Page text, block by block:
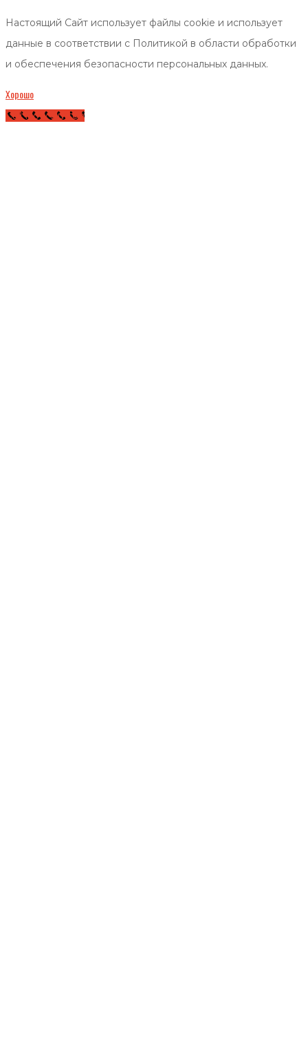
Настоящий Сайт использует файлы cookie и использует
данные в соответствии с Политикой в области обработки
и обеспечения безопасности персональных данных.
Хорошо
Call Now Button